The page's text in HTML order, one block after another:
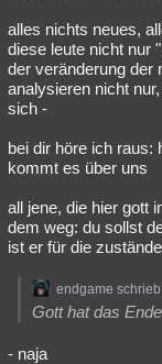
Astronomie
Musik Clash
Übersichten
Lesenswert
alles nichts neues,
diese leute nicht nur
der veränderung der
analysieren nicht
sich -
bei dir höre ich raus:
kommt es über uns
all jene, die hier gott
dem weg: du sollst
ist er für die
endgame
Gott hat das
- naja